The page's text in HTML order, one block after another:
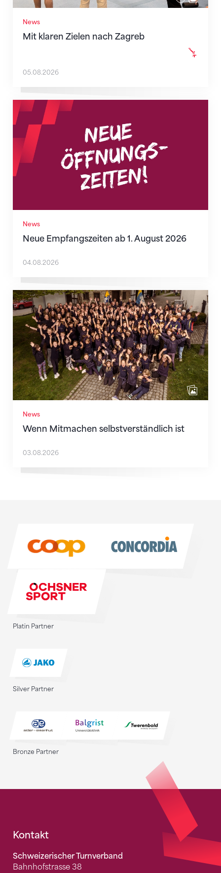
News
Mit klaren Zielen nach Zagreb
05.08.2026
News
Neue Empfangszeiten ab 1. August 2026
Neue Empfangszeiten ab 1. August 2026
04.08.2026
News
Wenn Mitmachen selbstverständlich ist
Wenn Mitmachen selbstverständlich ist
03.08.2026
Platin Partner
Silver Partner
Bronze Partner
Fusszeile
Kontakt
Schweizerischer Turnverband
Bahnhofstrasse 38